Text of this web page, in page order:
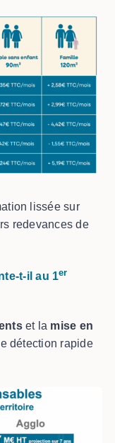
lissée sur
redevances de
t-il au 1er
et la mise en
détection rapide